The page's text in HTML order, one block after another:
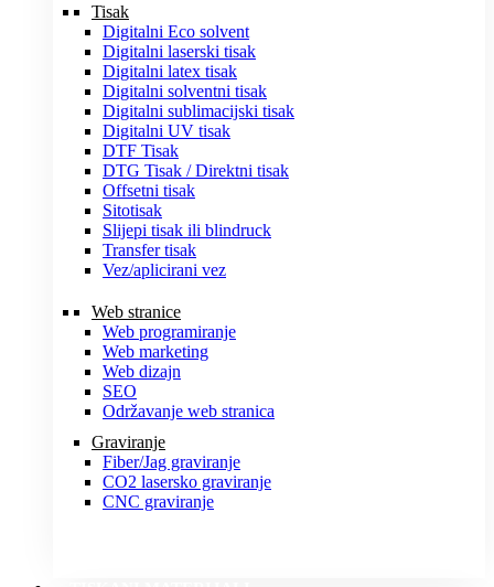
Tisak
Digitalni Eco solvent
Digitalni laserski tisak
Digitalni latex tisak
Digitalni solventni tisak
Digitalni sublimacijski tisak
Digitalni UV tisak
DTF Tisak
DTG Tisak / Direktni tisak
Offsetni tisak
Sitotisak
Slijepi tisak ili blindruck
Transfer tisak
Vez/aplicirani vez
Web stranice
Web programiranje
Web marketing
Web dizajn
SEO
Održavanje web stranica
Graviranje
Fiber/Jag graviranje
CO2 lasersko graviranje
CNC graviranje